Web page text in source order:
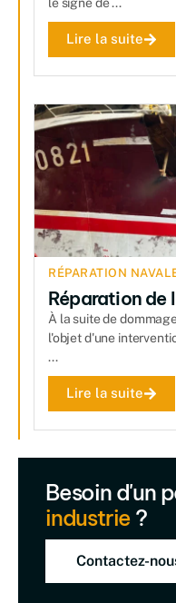
Lire la suite
RÉPARATION
Réparation de
À la suite de
l'objet d'une
...
Lire la suite
Besoin d'un
industrie ?
Contactez-